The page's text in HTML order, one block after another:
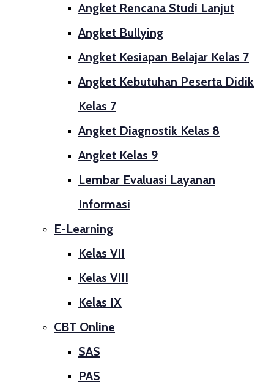
Angket Rencana Studi Lanjut
Angket Bullying
Angket Kesiapan Belajar Kelas 7
Angket Kebutuhan Peserta Didik
Kelas 7
Angket Diagnostik Kelas 8
Angket Kelas 9
Lembar Evaluasi Layanan
Informasi
E-Learning
Kelas VII
Kelas VIII
Kelas IX
CBT Online
SAS
PAS